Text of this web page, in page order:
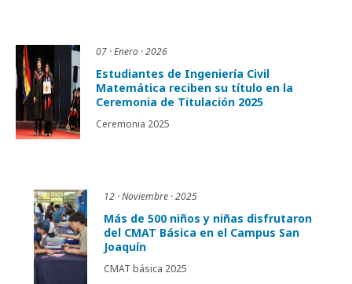
07 · Enero · 2026
Estudiantes de Ingeniería Civil
Matemática reciben su título en la
Ceremonia de Titulación 2025
Ceremonia 2025
12 · Noviembre · 2025
Más de 500 niños y niñas disfrutaron
del CMAT Básica en el Campus San
Joaquín
CMAT básica 2025